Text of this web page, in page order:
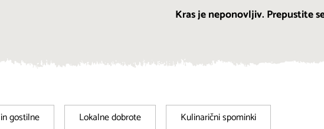
Kras je neponovljiv. Prepustite
gostilne Lokalne dobrote Kulinarični spominki